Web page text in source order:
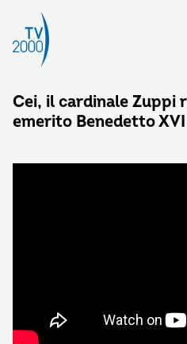
Cei, il cardinale Zuppi
emerito Benedetto XVI